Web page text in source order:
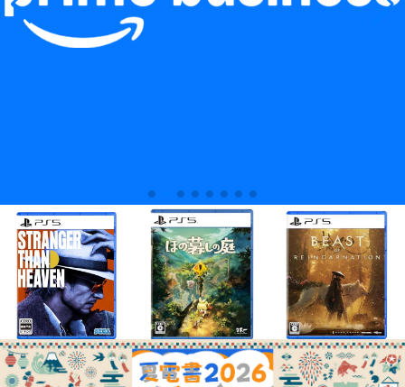
¥8,408 ¥7,316 ¥7,286
COPYRIGHT © 2010-2026 LOGPO.JP ALL RIGHTS RESERVED